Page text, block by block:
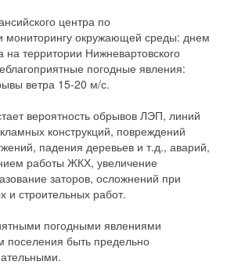
центра по
мониторингу окружающей среды: днем
на территории Нижневартовского
погодные явления:
ветра 15-20 м/с.
вероятность обрывов ЛЭП, линий
конструкций, повреждений
падения деревьев и т.д., аварий,
работы ЖКХ, увеличение
заторов, осложнений при
и строительных работ.
погодными явлениями
поселения быть предельно